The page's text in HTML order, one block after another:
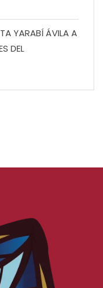
YARABÍ ÁVILA A
DEL